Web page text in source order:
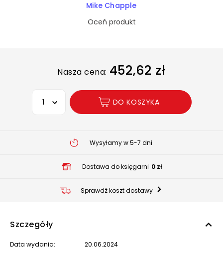
Mike Chapple
Oceń produkt
Nasza cena: 452,62 zł
Wybierz opcję
DO KOSZYKA
Wysyłamy w 5-7 dni
Dostawa do księgarni 0 zł
Sprawdź koszt dostawy
Szczegóły
Data wydania: 20.06.2024